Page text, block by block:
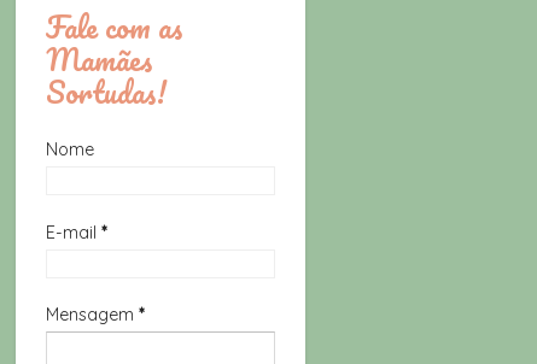
Fale com as
Mamães
Sortudas!
Nome
E-mail *
Mensagem *